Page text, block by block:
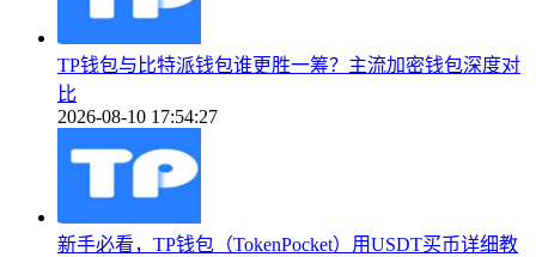
TP钱包与比特派钱包谁更胜一筹？主流加密钱包深度对
比
2026-08-10 17:54:27
新手必看，TP钱包（TokenPocket）用USDT买币详细教